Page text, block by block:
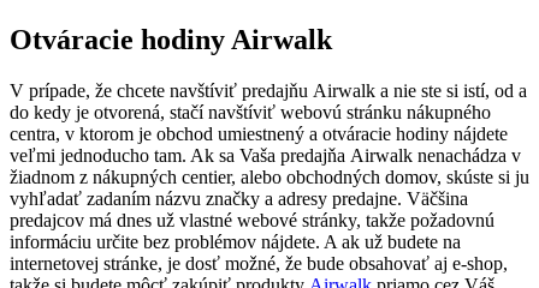
Otváracie hodiny Airwalk
V prípade, že chcete navštíviť predajňu Airwalk a nie ste si istí, od a
do kedy je otvorená, stačí navštíviť webovú stránku nákupného
centra, v ktorom je obchod umiestnený a otváracie hodiny nájdete
veľmi jednoducho tam. Ak sa Vaša predajňa Airwalk nenachádza v
žiadnom z nákupných centier, alebo obchodných domov, skúste si ju
vyhľadať zadaním názvu značky a adresy predajne. Väčšina
predajcov má dnes už vlastné webové stránky, takže požadovnú
informáciu určite bez problémov nájdete. A ak už budete na
internetovej stránke, je dosť možné, že bude obsahovať aj e-shop,